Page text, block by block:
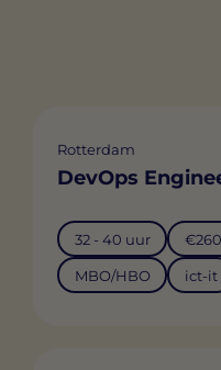
Rotterdam
DevOps
32 - 40 uur
MBO/HBO ict-it